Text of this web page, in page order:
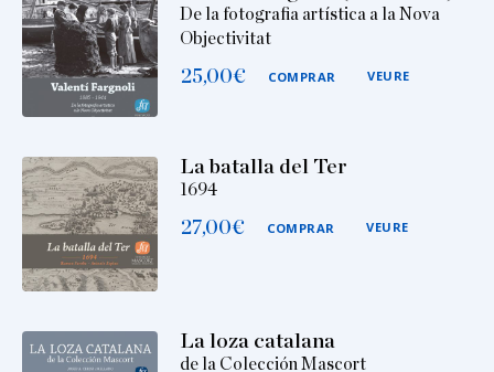
De la fotografia artística a la Nova
Objectivitat
25,00€ COMPRAR VEURE
La batalla del Ter
1694
27,00€ COMPRAR VEURE
La loza catalana
de la Colección Mascort